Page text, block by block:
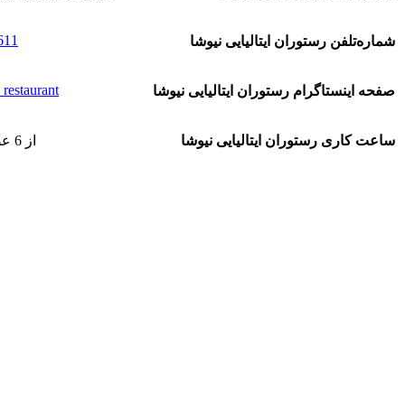
شماره‌تلفن رستوران ایتالیایی نیوشا
صفحه اینستاگرام رستوران ایتالیایی نیوشا
ساعت کاری رستوران ایتالیایی نیوشا از 6 عصر تا 12 شب